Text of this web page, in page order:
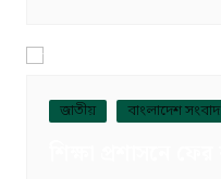
জাতীয় বাংলাদেশ সংবাদ